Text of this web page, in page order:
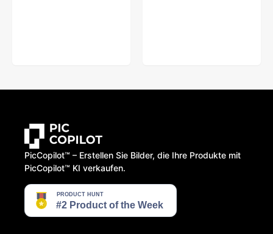
PicCopilot™️ – Erstellen Sie Bilder, die Ihre Produkte mit
PicCopilot™️ KI verkaufen.